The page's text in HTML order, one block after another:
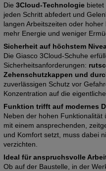
Die 3Cloud-Technologiebietet
jeden Schritt abfedert und
langen Arbeitszeiten oder
mehr Energie und weniger
Sicherheit auf höchstem
Die Giasco 3Cloud-Schuhe
Sicherheitsanforderungen:
Zehenschutzkappen und
zuverlässigen Schutz vor
Konzentration auf die
Funktion trifft auf modernes
Neben der hohen Funktionalität
mit einem ansprechenden,
und Komfort setzt, muss dabei
verzichten.
Ideal für anspruchsvolle
Ob auf der Baustelle, in der